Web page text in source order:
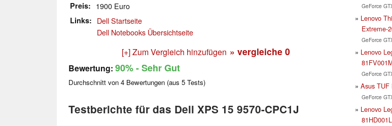
Preis 1900 Euro
Links
Dell Startseite
Dell Notebooks Übersichtseite
[+] Zum Vergleich hinzufügen » vergleiche 0
Bewertung: 90%- Sehr Gut
Durchschnitt von 4 Bewertungen (aus 5 Tests)
Testberichte für das Dell XPS 15 9570-CPC1J
GeForce
Lenovo
Extreme-
GeForce
Lenovo
GeForce
Asus TUF
GeForce
Lenovo